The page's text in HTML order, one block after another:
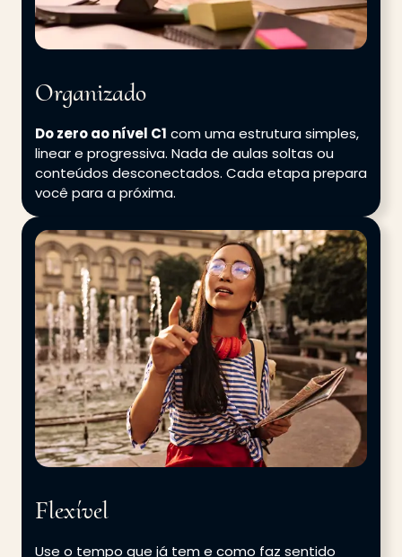
Organizado
Do zero ao nível C1 com uma estrutura simples,
linear e progressiva. Nada de aulas soltas ou
conteúdos desconectados. Cada etapa prepara
você para a próxima.
Flexível
Use o tempo que já tem e como faz sentido